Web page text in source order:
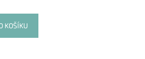
KOŠÍKU